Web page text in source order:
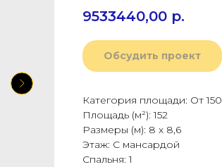
9533440,00 р.
Обсудить проект
Категория площади: От
Площадь (м²): 152
Размеры (м): 8 х 8,6
Этаж: С мансардой
Спальня: 1